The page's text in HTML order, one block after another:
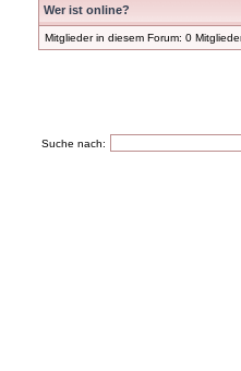
Wer ist online?
Mitglieder in diesem Forum: 0
Suche nach: